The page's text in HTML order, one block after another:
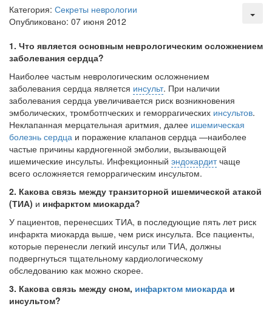
тревожную статистику. Она
острой кардиотоксичности и
роста сопутствующих
осложнений от...
Закон о праве родителей находиться с детьми в
реанимации внесен в Госдуму
Соответствующий
законопроект внесен в
палату на
заключается в
нахождении одного из
родителей в
больничной палате
бесплатно, в течении всего срока лечения...
Категория: Секреты неврологии
Опубликовано: 07 июня 2012
1. Что является основным неврологическим осложнением
заболевания сердца?
Наиболее частым неврологическим осложнением
заболевания сердца явля­ется инсульт. При наличии
заболевания сердца увеличивается риск возникнове­ния
эмболических, тромботпческих и геморрагических инсультов.
Неклапанная мерцательная аритмия, далее ишемическая
болезнь сердца и поражение клапанов сердца —наиболее
частые причины кардногенной эмболии, вызывающей
ишемические инсульты. Инфекционный эндокардитчаще
всего осложняется геморраги­ческим инсультом.
2. Какова связь между транзиторной ишемической атакой
(ТИА) и инфарктом миокарда?
У пациентов, перенесших ТИА, в последующие пять лет риск
инфаркта мио­карда выше, чем риск инсульта. Все пациенты,
которые перенесли легкий инсульт или ТИА, должны
подвергнуться тщательному кардиологическому
обследованию как можно скорее.
3. Какова связь между сном, инфарктом миокарда и
инсультом?